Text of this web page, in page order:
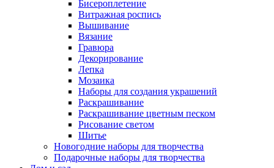
Бисероплетение
Витражная роспись
Вышивание
Вязание
Гравюра
Декорирование
Лепка
Мозаика
Наборы для создания украшений
Раскрашивание
Раскрашивание цветным песком
Рисование светом
Шитье
Новогодние наборы для творчества
Подарочные наборы для творчества